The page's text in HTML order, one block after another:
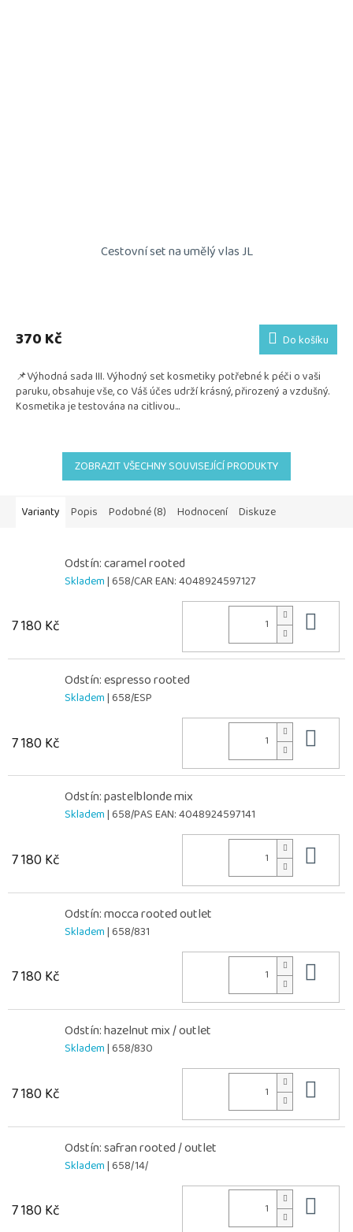
Cestovní set na umělý vlas JL
produktu
je
z
5
hvězdiček.
370 Kč Do košíku
📌Výhodná sada III. Výhodný set kosmetiky potřebné k péči o vaši
paruku, obsahuje vše, co Váš účes udrží krásný, přirozený a vzdušný.
Kosmetika je testována na citlivou...
ZOBRAZIT VŠECHNY SOUVISEJÍCÍ PRODUKTY
Varianty Popis Podobné (8) Hodnocení Diskuze
Odstín: caramel rooted
Skladem| 658/CAREAN:4048924597127
7 180 Kč
Odstín: espresso rooted
Skladem| 658/ESP
7 180 Kč
Odstín: pastelblonde mix
Skladem| 658/PASEAN:4048924597141
7 180 Kč
Odstín: mocca rooted outlet
Skladem| 658/831
7 180 Kč
Odstín: hazelnut mix / outlet
Skladem| 658/830
7 180 Kč
Odstín: safran rooted / outlet
Skladem| 658/14/
7 180 Kč